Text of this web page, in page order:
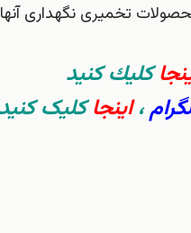
تخمیری نگهداری
كليك كنيد
،اینجاکلیک کنید